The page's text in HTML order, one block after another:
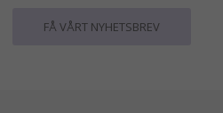
FÅ VÅRT NYHETSBREV